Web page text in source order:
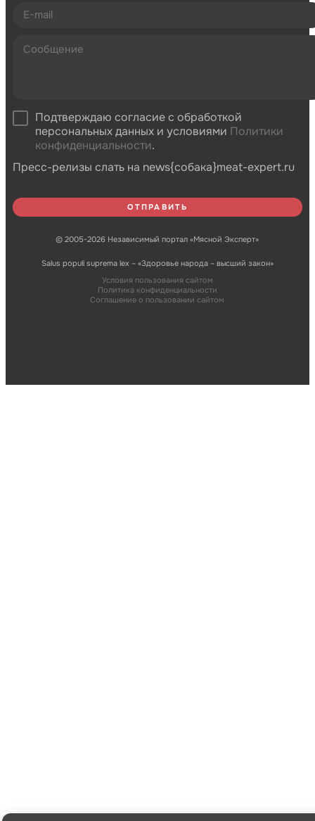
Подтверждаю согласие с обработкой
персональных данных и условиями Политики
конфиденциальности.
Пресс-релизы слать на news{собака}meat-expert.ru
© 2005-2026 Независимый портал «Мясной Эксперт»
Salus populi suprema lex – «Здоровье народа – высший закон»
Условия пользования сайтом
Политика конфиденциальности
Соглашение о пользовании сайтом